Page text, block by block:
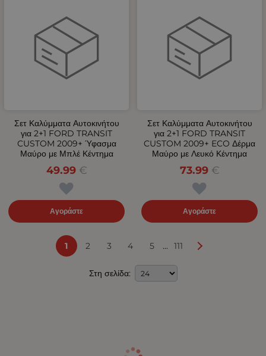
Σετ Καλύμματα Αυτοκινήτου
για 2+1 FORD TRANSIT
CUSTOM 2009+ Ύφασμα
Μαύρο με Μπλέ Κέντημα
49.99 €
Αγοράστε
Σετ Καλύμματα Αυτοκινήτου
για 2+1 FORD TRANSIT
CUSTOM 2009+ ECO Δέρμα
Μαύρο με Λευκό Κέντημα
73.99 €
Αγοράστε
1 2 3 4 5 ... 111
Στη σελίδα: